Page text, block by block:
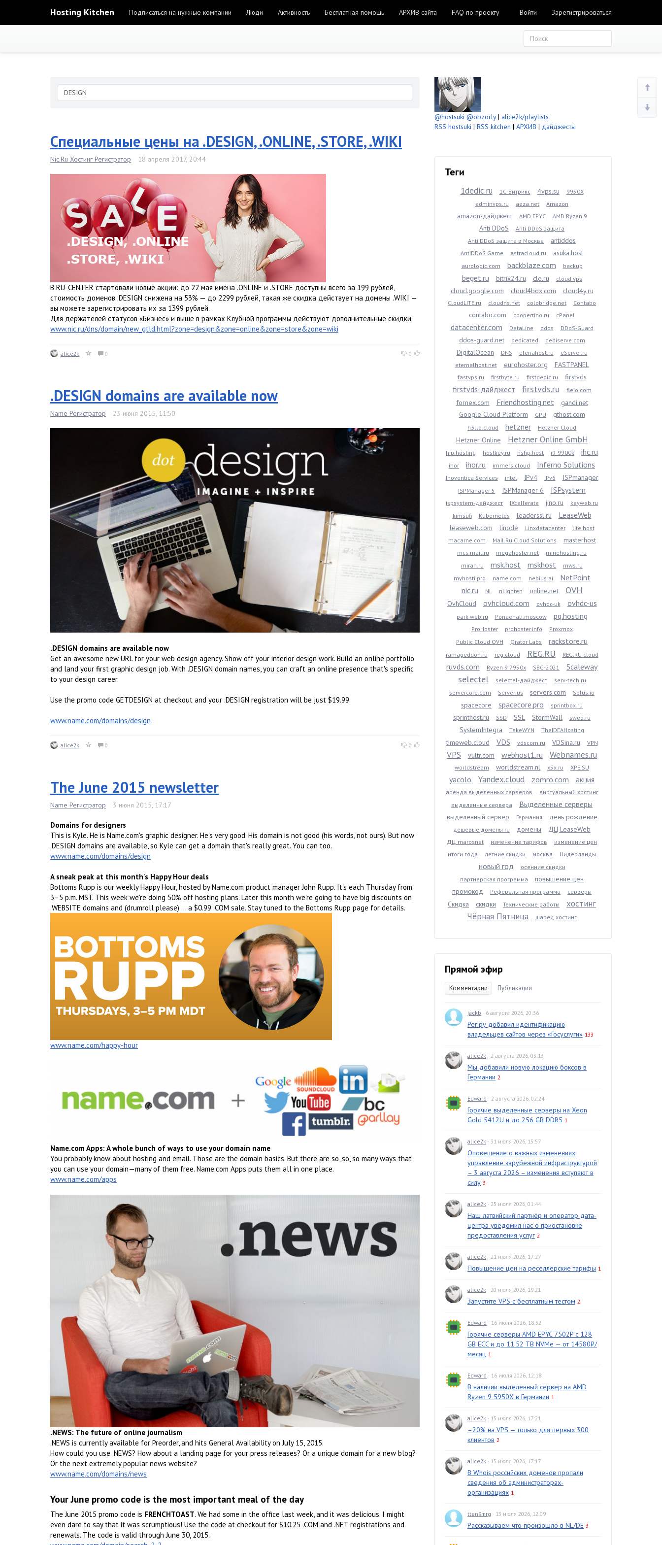
Hosting Kitchen Подписаться на нужные компании Люди Активность Бесплатная помощь АРХИВ сайта FAQ по проекту Войти Зарегистрироваться
Специальные цены на .DESIGN, .ONLINE, .STORE, .WIKI
Nic.Ru Хостинг Регистратор 18 апреля 2017, 20:44
В RU-CENTER стартовали новые акции: до 22 мая имена .ONLINE и .STORE доступны всего за 199 рублей,
стоимость доменов .DESIGN снижена на 53% — до 2299 рублей, такая же скидка действует на домены .WIKI —
вы можете зарегистрировать их за 1399 рублей.
Для держателей статусов «Бизнес» и выше в рамках Клубной программы действуют дополнительные скидки.
www.nic.ru/dns/domain/new_gtld.html?zone=design&zone=online&zone=store&zone=wiki
alice2k 0 0
.DESIGN domains are available now
Name Регистратор 23 июня 2015, 11:50
.DESIGN domains are available now
Get an awesome new URL for your web design agency. Show off your interior design work. Build an online portfolio
and land your first graphic design job. With .DESIGN domain names, you can craft an online presence that's specific
to your design career.
Use the promo code GETDESIGN at checkout and your .DESIGN registration will be just $19.99.
www.name.com/domains/design
alice2k 0 0
The June 2015 newsletter
Name Регистратор 3 июня 2015, 17:17
Domains for designers
This is Kyle. He is Name.com's graphic designer. He's very good. His domain is not good (his words, not ours). But now
.DESIGN domains are available, so Kyle can get a domain that's really great. You can too.
www.name.com/domains/design
A sneak peak at this month's Happy Hour deals
Bottoms Rupp is our weekly Happy Hour, hosted by Name.com product manager John Rupp. It's each Thursday from
3–5 p.m. MST. This week we're doing 50% off hosting plans. Later this month we're going to have big discounts on
.WEBSITE domains and (drumroll please) … a $0.99 .COM sale. Stay tuned to the Bottoms Rupp page for details.
www.name.com/happy-hour
Name.com Apps: A whole bunch of ways to use your domain name
You probably know about hosting and email. Those are the domain basics. But there are so, so, so many ways that
you can use your domain—many of them free. Name.com Apps puts them all in one place.
www.name.com/apps
.NEWS: The future of online journalism
.NEWS is currently available for Preorder, and hits General Availability on July 15, 2015.
How could you use .NEWS? How about a landing page for your press releases? Or a unique domain for a new blog?
Or the next extremely popular news website?
www.name.com/domains/news
Your June promo code is the most important meal of the day
The June 2015 promo code is FRENCHTOAST. We had some in the office last week, and it was delicious. I might
even dare to say that it was scrumptious! Use the code at checkout for $10.25 .COM and .NET registrations and
renewals. The code is valid through June 30, 2015.
@hostsuki @obzorly| alice2k/playlists
RSS hostsuki | RSS kitchen | АРХИВ | дайджесты
Теги
1dedic.ru 1С-Битрикс 4vps.su
9950X
adminvps.ru
aeza.net Amazon
amazon-дайджест AMD EPYC AMD Ryzen 9
Anti DDoS
Anti DDoS защита
Anti DDoS защита в Москве
antiddos
AntiDDoS Game astracloud.ru asuka.host
aurologic.com backblaze.com backup
beget.ru bitrix24.ru clo.ru cloud vps
cloud.google.com cloud4box.com cloud4y.ru
CloudLITE.ru cloudns.net colobridge.net Contabo
contabo.com coopertino.ru cPanel
datacenter.com DataLine ddos DDoS-Guard
ddos-guard.net dedicated dediserve.com
DigitalOcean DNS elenahost.ru
eServer.ru
eternalhost.net
eurohoster.org FASTPANEL
fastvps.ru firstbyte.ru firstdedic.ru firstvds
firstvds-дайджест firstvds.ru fleio.com
fornex.com Friendhosting.net
gandi.net
Google Cloud Platform
GPU gthost.com
h3llo.cloud hetzner Hetzner Cloud
Hetzner Online Hetzner Online GmbH
hip.hosting hostkey.ru hshp.host i9-9900k ihc.ru
ihor ihor.ru immers.cloud Inferno Solutions
Inoventica Services intel IPv4 IPv6 ISPmanager
ISPManager 5 ISPManager 6 ISPsystem
ispsystem-дайджест IXcellerate jino.ru
keyweb.ru
kimsufi
Kubernetes leaderssl.ru LeaseWeb
leaseweb.com linode Linxdatacenter
lite.host
macarne.com
Mail.Ru Cloud Solutions masterhost
mcs.mail.ru megahoster.net
minehosting.ru
miran.ru
msk.host mskhost
mws.ru
myhosti.pro
name.com nebius.ai
NetPoint
nic.ru
NL nLighten online.net OVH
OvhCloud ovhcloud.com ovhdc-uk ovhdc-us
park-web.ru Ponaehali.moscow pq.hosting
ProHoster prohoster.info
Proxmox
Public Cloud OVH
Qrator Labs rackstore.ru
ramageddon.ru reg.cloud REG.RU REG.RU cloud
ruvds.com Ryzen 9 7950x SBG-2021 Scaleway
selectel selectel-дайджест
serv-tech.ru
servercore.com
Serverius servers.com Solus.io
spacecore spacecore.pro sprintbox.ru
sprinthost.ru SSD SSL StormWall sweb.ru
SystemIntegra TakeWYN TheIDEAHosting
timeweb.cloud VDS vdscom.ru VDSina.ru VPN
VPS vultr.com webhost1.ru Webnames.ru
worldstream worldstream.nl x5x.ru XPE.SU
yacolo Yandex.cloud zomro.com акция
аренда выделенных серверов
виртуальный хостинг
выделенные сервера
Выделенные серверы
выделенный сервер Германия день рождение
дешевые домены ru домены ДЦ LeaseWeb
ДЦ marosnet изменение тарифов
изменение цен
итоги года
летние скидки москва Нидерланды
новый год
осенние скидки
партнерская программа
повышение цен
промокод
Реферальная программа серверы
Скидка скидки Технические работы
хостинг
Чёрная Пятница
шаред хостинг
Прямой эфир
Комментарии Публикации
jackb · 6 августа 2026, 20:36
Рег.ру добавил идентификацию
владельцев сайтов через «Госуслуги» 133
alice2k · 2 августа 2026, 03:13
Мы добавили новую локацию боксов в
Германии 2
Edward · 2 августа 2026, 02:24
Горячие выделенные серверы на Xeon
Gold 5412U и до 256 GB DDR5 1
alice2k · 31 июля 2026, 15:57
Оповещение о важных изменениях:
управление зарубежной инфраструктурой
– 3 августа 2026 – изменения вступают в
силу 3
alice2k · 25 июля 2026, 01:44
Наш латвийский партнёр и оператор дата-
центра уведомил нас о приостановке
предоставления услуг 2
alice2k · 21 июля 2026, 17:27
Повышение цен на реселлерские тарифы 1
alice2k · 20 июля 2026, 19:21
Запустите VPS с бесплатным тестом 2
Edward · 16 июля 2026, 18:32
Горячие серверы AMD EPYC 7502P с 128
GB ECC и до 11.52 TB NVMe — от 14580₽/
месяц 1
Edward · 16 июля 2026, 12:18
В наличии выделенный сервер на AMD
Ryzen 9 5950X в Германии 1
alice2k · 15 июля 2026, 17:21
–20% на VPS — только для первых 300
клиентов 2
alice2k · 15 июля 2026, 17:17
В Whois российских доменов пропали
сведения об администраторах-
организациях 1
tten9mrg · 13 июля 2026, 12:09
Рассказываем что произошло в NL/DE 3